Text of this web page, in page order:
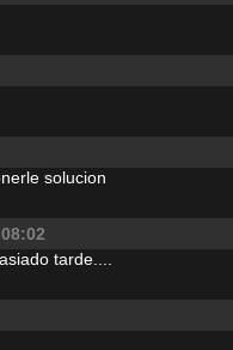
solucion
tarde....